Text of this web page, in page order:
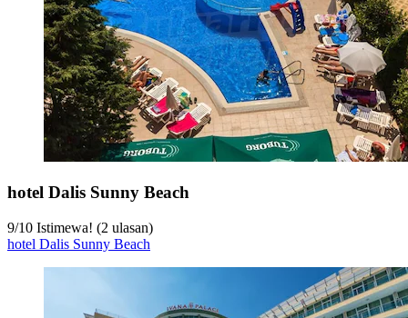
hotel Dalis Sunny Beach
9/10 Istimewa! (2 ulasan)
hotel Dalis Sunny Beach